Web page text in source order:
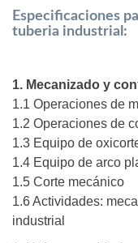
Especificaciones
tuberia industrial:
1. Mecanizado y
1.1 Operaciones de
1.2 Operaciones de
1.3 Equipo de
1.4 Equipo de arco
1.5 Corte mecánico
1.6 Actividades:
industrial